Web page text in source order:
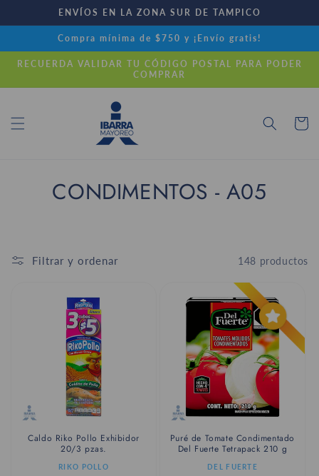
directamente
al contenido
ENVÍOS EN LA ZONA SUR DE TAMPICO
Compra mínima de $750 y ¡Envío gratis!
RECUERDA VALIDAR TU CÓDIGO POSTAL PARA PODER
COMPRAR
Carrito
C
e
:
CONDIMENTOS - A05
Filtrar y ordenar 148 productos
Caldo Riko Pollo Exhibidor
20/3 pzas.
Proveedor:RIKO POLLO
Puré de Tomate Condimentado
Del Fuerte Tetrapack 210 g
Proveedor:DEL FUERTE